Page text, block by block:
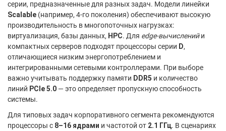
серии, предназначенные для разных задач. Модели линейки
Scalable (например, 4-го поколения) обеспечивают высокую
производительность в многопоточных нагрузках:
виртуализация, базы данных, HPC. Для edge-вычисленийи
компактных серверов подходят процессоры серии D,
отличающиеся низким энергопотреблением и
интегрированными сетевыми контроллерами. При выборе
важно учитывать поддержку памяти DDR5 и количество
линий PCIe 5.0 — это определяет пропускную способность
системы.
Для типовых задач корпоративного сегмента рекомендуются
процессоры с 8–16 ядрами и частотой от 2.1 ГГц. В сценариях